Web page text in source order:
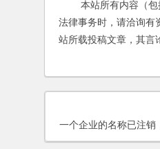
本站所有内容（包括
法律事务时，请洽询有
站所载投稿文章，其言
一个企业的名称已注销，其他公